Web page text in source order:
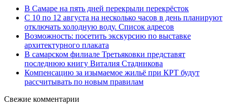
В Самаре на пять дней перекрыли перекрёсток
С 10 по 12 августа на несколько часов в день планируют
отключать холодную воду. Список адресов
Возможность: посетить экскурсию по выставке
архитектурного плаката
В самарском филиале Третьяковки представят
последнюю книгу Виталия Стадникова
Компенсацию за изымаемое жильё при КРТ будут
рассчитывать по новым правилам
Свежие комментарии